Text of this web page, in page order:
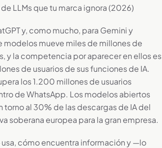
LLMs que tu marca ignora (2026)
y, como mucho, para Gemini y
modelos mueve miles de millones de
y la competencia por aparecer en ellos es
de usuarios de sus funciones de IA.
los 1.200 millones de usuarios
de WhatsApp. Los modelos abiertos
al 30% de las descargas de IA del
soberana europea para la gran empresa.
cómo encuentra información y —lo